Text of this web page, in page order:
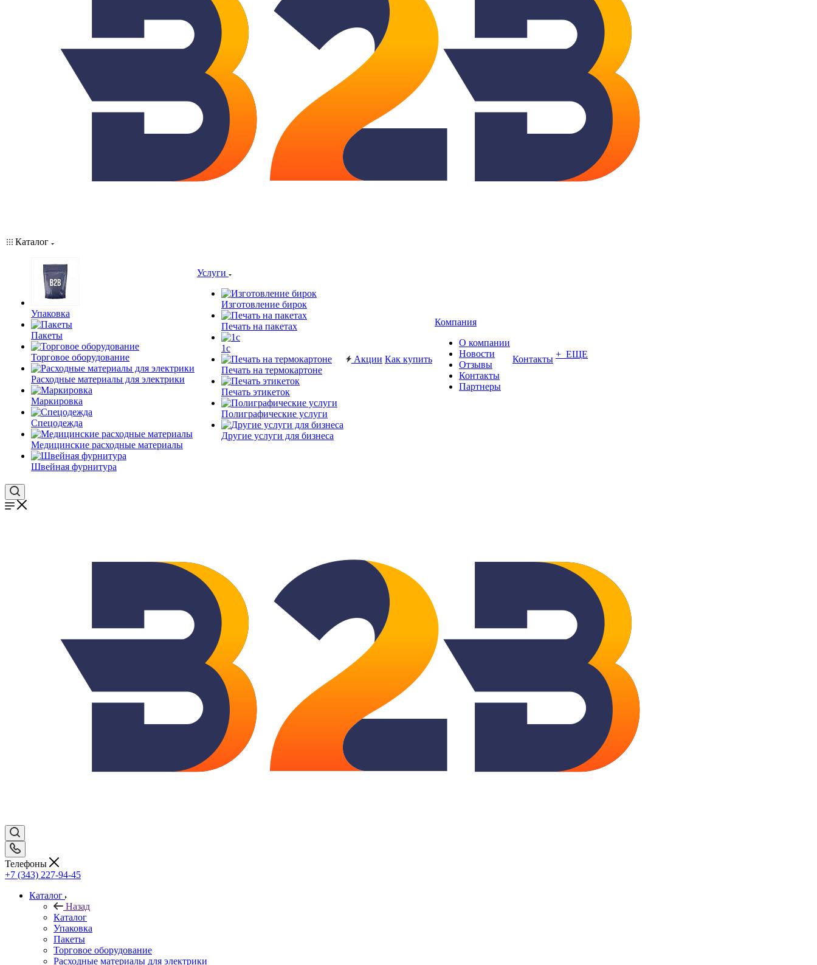
Каталог
Упаковка
Пакеты
Торговое оборудование
Расходные материалы для электрики
Маркировка
Спецодежда
Медицинские расходные материалы
Швейная фурнитура
Услуги
Изготовление бирок
Печать на пакетах
1c
Печать на термокартоне
Печать этикеток
Полиграфические услуги
Другие услуги для бизнеса
Акции Как купить
Компания
О компании
Новости
Отзывы
Контакты
Партнеры
Контакты + ЕЩЕ
Телефоны
+7 (343) 227-94-45
Каталог
Назад
Каталог
Упаковка
Пакеты
Торговое оборудование
Расходные материалы для электрики